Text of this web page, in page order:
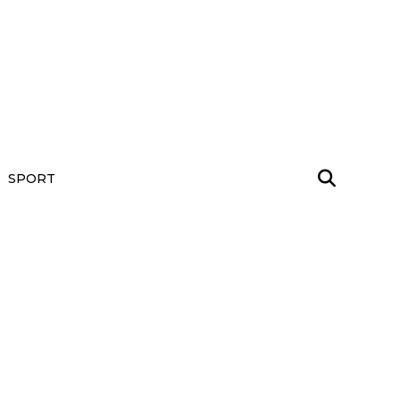
SPORT